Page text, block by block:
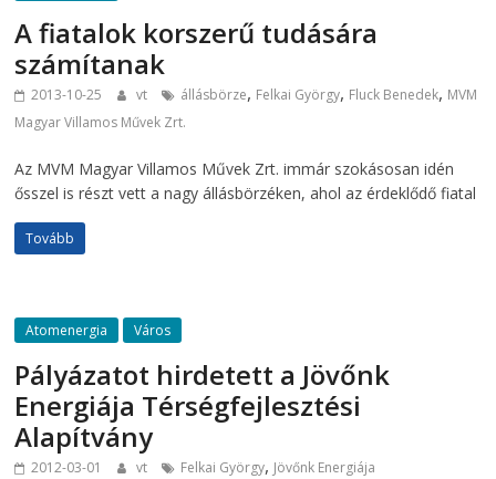
A fiatalok korszerű tudására
számítanak
2013-10-25 vt állásbörze, Felkai György, Fluck Benedek, MVM
Magyar Villamos Művek Zrt.
Az MVM Magyar Villamos Művek Zrt. immár szokásosan idén
ősszel is részt vett a nagy állásbörzéken, ahol az érdeklődő fiatal
Tovább
Atomenergia Város
Pályázatot hirdetett a Jövőnk
Energiája Térségfejlesztési
Alapítvány
2012-03-01 vt Felkai György, Jövőnk Energiája